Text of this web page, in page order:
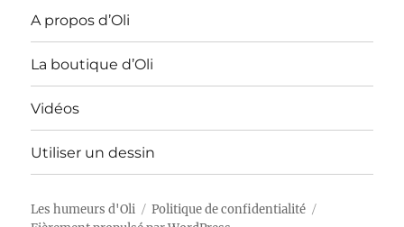
A propos d’Oli
La boutique d’Oli
Vidéos
Utiliser un dessin
Les humeurs d'Oli
Politique de confidentialité